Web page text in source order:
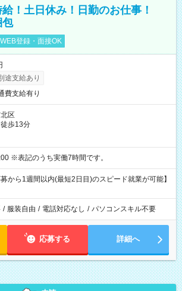
！土日休み！日勤のお仕事！
包
WEB登録・面接OK
途支給あり
費支給有り
区
歩13分
10:00～18:00 ※表記のうち実働7時間です。
から1週間以内(最短2日目)のスピード就業が可能】
/ 服装自由 / 電話対応なし / パソコンスキル不要
応募する 詳細へ